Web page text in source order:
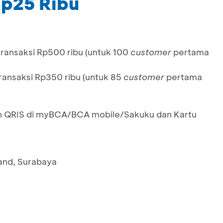
Rp500 ribu (untuk 100 customer pertama
Rp350 ribu (untuk 85 customer pertama
di myBCA/BCA mobile/Sakuku dan Kartu
Surabaya